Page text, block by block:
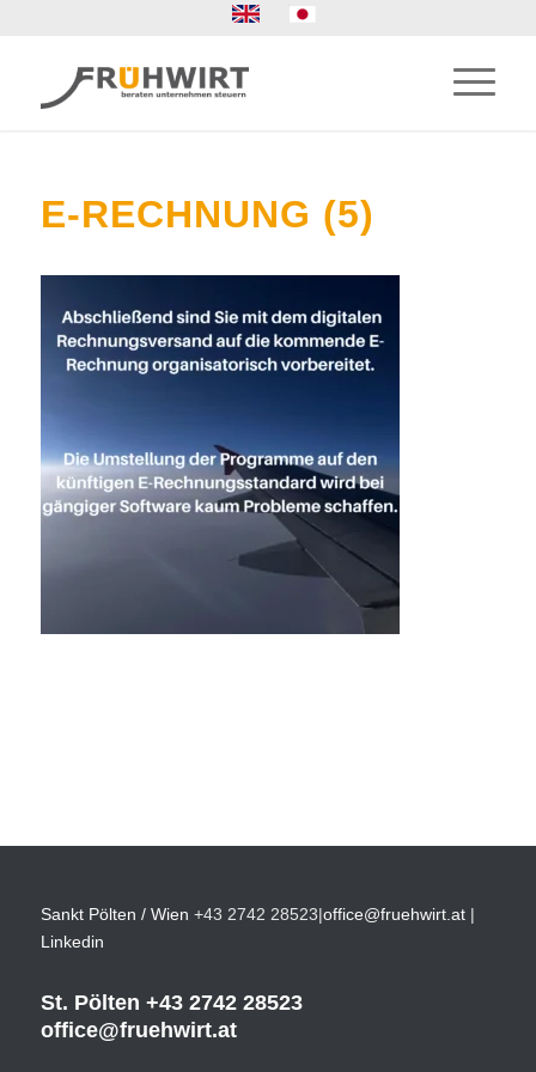
E-RECHNUNG (5)
Sankt Pölten / Wien +43 2742 28523|office@fruehwirt.at|
Linkedin
St. Pölten +43 2742 28523
office@fruehwirt.at